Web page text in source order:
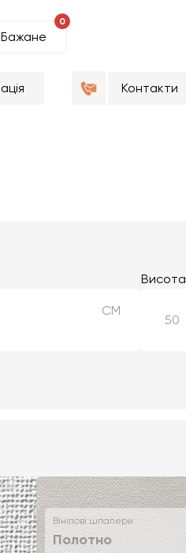
0
Бажане
Контакти
СМ
Висота
Вінілові шпалери
Полотно